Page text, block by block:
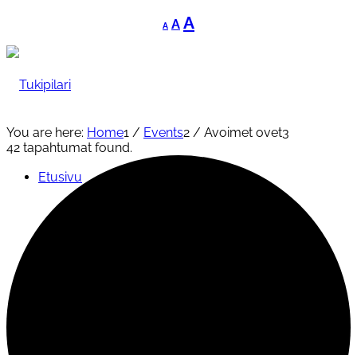
A
Decrease
font
A Reset
font
AIncrease
Etusivu
You are here: Home1 / Events2 / Avoimet ovet3
42 tapahtumat found.